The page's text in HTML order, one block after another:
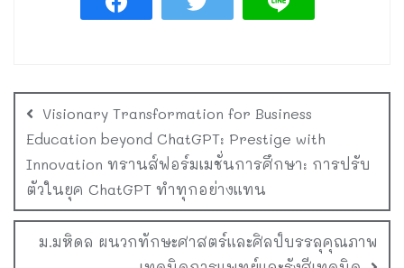
Visionary Transformation for Business
Education beyond ChatGPT: Prestige with
Innovation ทรานส์ฟอร์มเมชั่นการศึกษา: การปรับ
ตัวในยุค ChatGPT ทำทุกอย่างแทน
ม.มหิดล ผนวกทักษะศาสตร์และศิลป์บรรลุคุณภาพ